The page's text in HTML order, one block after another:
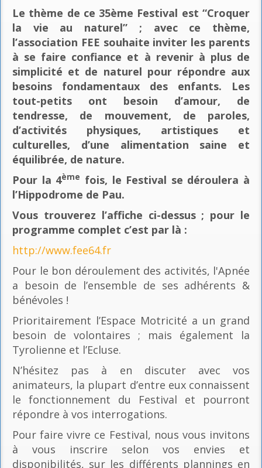
Le thème de ce 35ème Festival est “Croquer
la vie au naturel” ; avec ce thème,
l’association FEE souhaite inviter les parents
à se faire confiance et à revenir à plus de
simplicité et de naturel pour répondre aux
besoins fondamentaux des enfants. Les
tout-petits ont besoin d’amour, de
tendresse, de mouvement, de paroles,
d’activités physiques, artistiques et
culturelles, d’une alimentation saine et
équilibrée, de nature.
Pour la 4ème fois, le Festival se déroulera à
l’Hippodrome de Pau.
Vous trouverez l’affiche ci-dessus ; pour le
programme complet c’est par là :
http://www.fee64.fr
Pour le bon déroulement des activités, l'Apnée
a besoin de l’ensemble de ses adhérents &
bénévoles !
Prioritairement l’Espace Motricité a un grand
besoin de volontaires ; mais également la
Tyrolienne et l’Ecluse.
N’hésitez pas à en discuter avec vos
animateurs, la plupart d’entre eux connaissent
le fonctionnement du Festival et pourront
répondre à vos interrogations.
Pour faire vivre ce Festival, nous vous invitons
à vous inscrire selon vos envies et
disponibilités, sur les différents plannings en